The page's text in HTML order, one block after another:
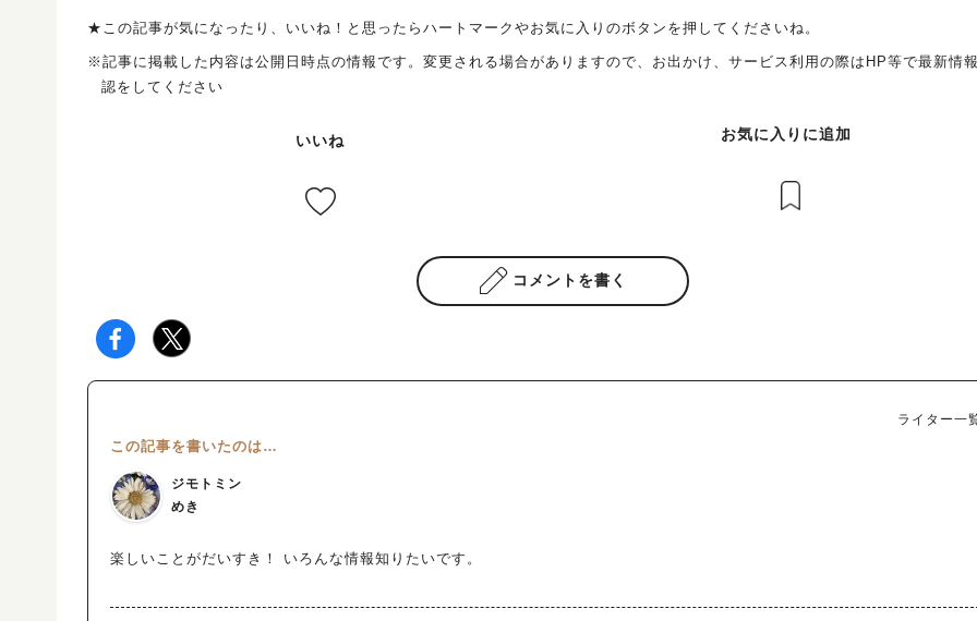
★この記事が気になったり、いいね！と思ったらハートマークやお気に入りのボタンを押してくださいね。
※記事に掲載した内容は公開日時点の情報です。変更される場合がありますので、お出かけ、サービス利用の際はHP等で最新情
認をしてください
いいね お気に入りに追加
コメントを書く
ライター一
この記事を書いたのは…
ジモトミン
めき
楽しいことがだいすき！ いろんな情報知りたいです。